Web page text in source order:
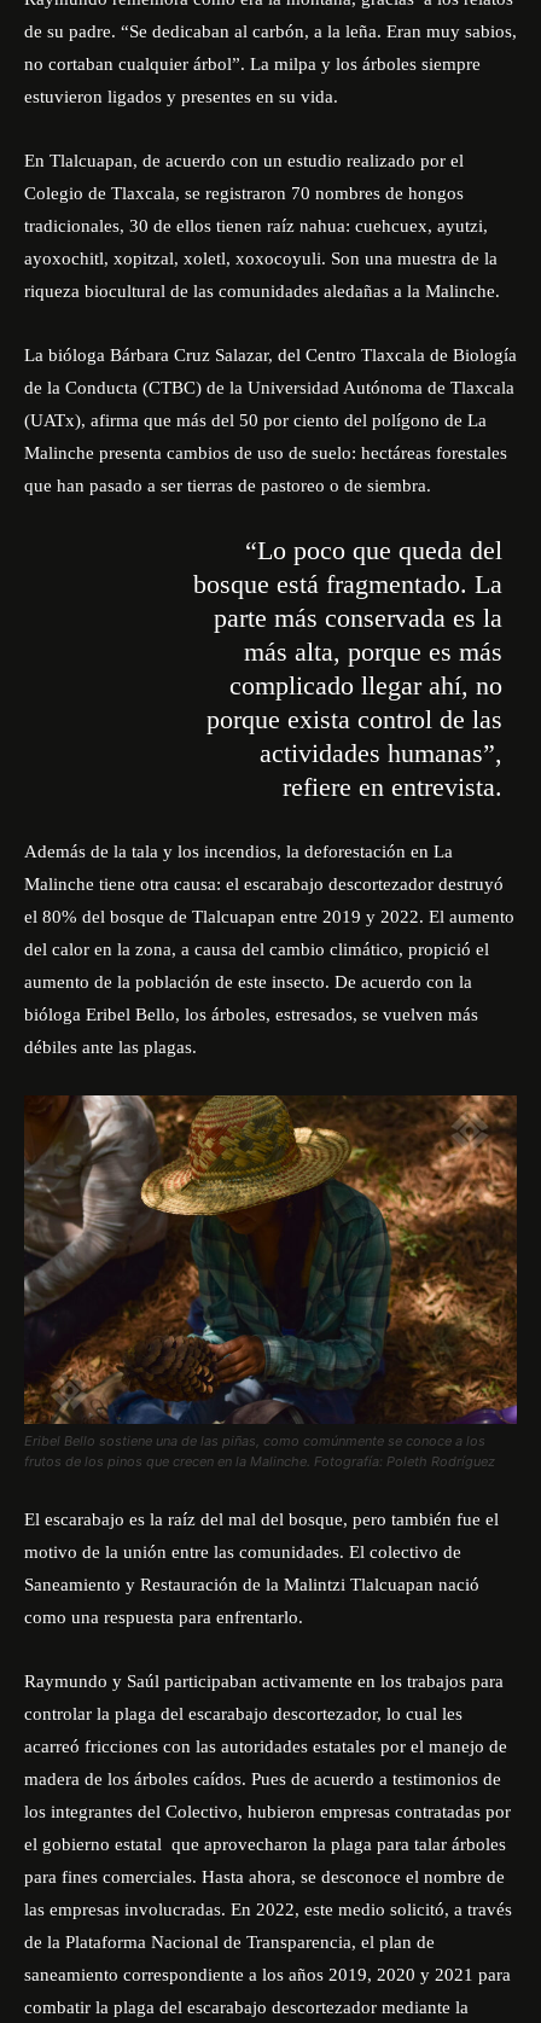
de su padre. “Se dedicaban al carbón, a la leña. Eran muy sabios,
no cortaban cualquier árbol”. La milpa y los árboles siempre
estuvieron ligados y presentes en su vida.
En Tlalcuapan, de acuerdo con un estudio realizado por el
Colegio de Tlaxcala, se registraron 70 nombres de hongos
tradicionales, 30 de ellos tienen raíz nahua: cuehcuex, ayutzi,
ayoxochitl, xopitzal, xoletl, xoxocoyuli. Son una muestra de la
riqueza biocultural de las comunidades aledañas a la Malinche.
La bióloga Bárbara Cruz Salazar, del Centro Tlaxcala de Biología
de la Conducta (CTBC) de la Universidad Autónoma de Tlaxcala
(UATx), afirma que más del 50 por ciento del polígono de La
Malinche presenta cambios de uso de suelo: hectáreas forestales
que han pasado a ser tierras de pastoreo o de siembra.
“Lo poco que queda del
bosque está fragmentado. La
parte más conservada es la
más alta, porque es más
complicado llegar ahí, no
porque exista control de las
actividades humanas”,
refiere en entrevista.
Además de la tala y los incendios, la deforestación en La
Malinche tiene otra causa: el escarabajo descortezador destruyó
el 80% del bosque de Tlalcuapan entre 2019 y 2022. El aumento
del calor en la zona, a causa del cambio climático, propició el
aumento de la población de este insecto. De acuerdo con la
bióloga Eribel Bello, los árboles, estresados, se vuelven más
débiles ante las plagas.
Eribel Bello sostiene una de las piñas, como comúnmente se conoce a los
frutos de los pinos que crecen en la Malinche. Fotografía: Poleth Rodríguez
El escarabajo es la raíz del mal del bosque, pero también fue el
motivo de la unión entre las comunidades. El colectivo de
Saneamiento y Restauración de la Malintzi Tlalcuapan nació
como una respuesta para enfrentarlo.
Raymundo y Saúl participaban activamente en los trabajos para
controlar la plaga del escarabajo descortezador, lo cual les
acarreó fricciones con las autoridades estatales por el manejo de
madera de los árboles caídos. Pues de acuerdo a testimonios de
los integrantes del Colectivo, hubieron empresas contratadas por
el gobierno estatal que aprovecharon la plaga para talar árboles
para fines comerciales. Hasta ahora, se desconoce el nombre de
las empresas involucradas. En 2022, este medio solicitó, a través
de la Plataforma Nacional de Transparencia, el plan de
saneamiento correspondiente a los años 2019, 2020 y 2021 para
combatir la plaga del escarabajo descortezador mediante la